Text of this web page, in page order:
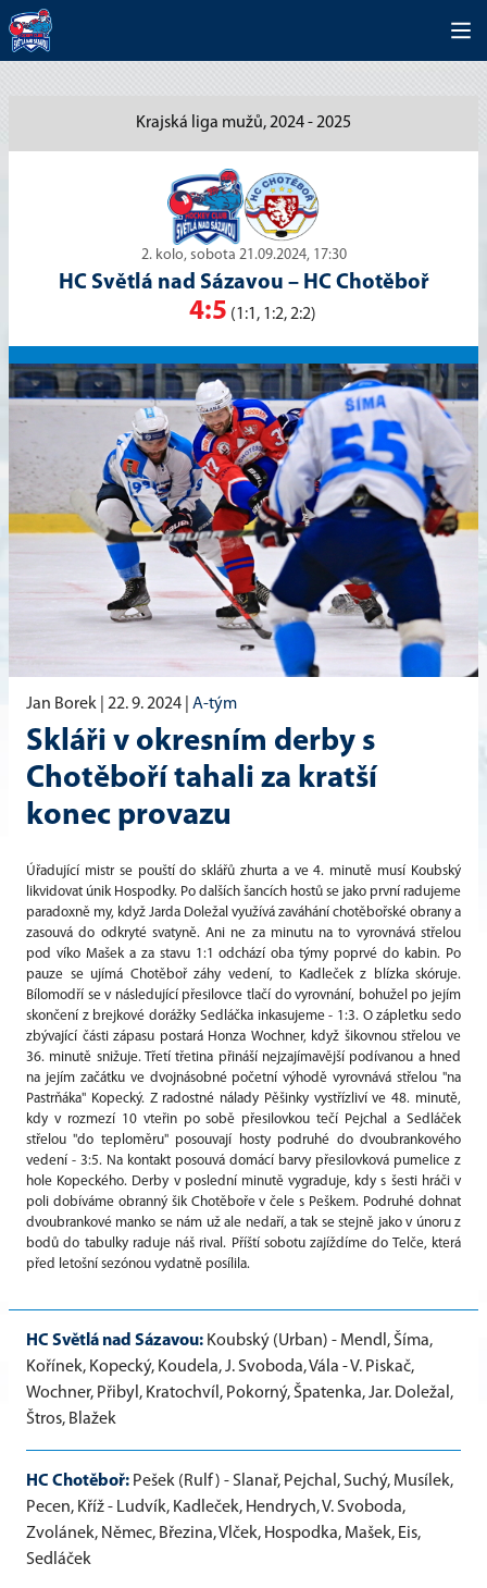
Krajská liga mužů, 2024 - 2025
2. kolo, sobota 21.09.2024, 17:30
HC Světlá nad Sázavou – HC Chotěboř
4:5 (1:1, 1:2, 2:2)
Jan Borek | 22. 9. 2024 A-tým
Skláři v okresním derby s
Chotěboří tahali za kratší
konec provazu
Úřadující mistr se pouští do sklářů zhurta a ve 4. minutě musí Koubský
likvidovat únik Hospodky. Po dalších šancích hostů se jako první radujeme
paradoxně my, když Jarda Doležal využívá zaváhání chotěbořské obrany a
zasouvá do odkryté svatyně. Ani ne za minutu na to vyrovnává střelou
pod víko Mašek a za stavu 1:1 odchází oba týmy poprvé do kabin. Po
pauze se ujímá Chotěboř záhy vedení, to Kadleček z blízka skóruje.
Bílomodří se v následující přesilovce tlačí do vyrovnání, bohužel po jejím
skončení z brejkové dorážky Sedláčka inkasujeme - 1:3. O zápletku sedo
zbývající části zápasu postará Honza Wochner, když šikovnou střelou ve
36. minutě snižuje. Třetí třetina přináší nejzajímavější podívanou a hned
na jejím začátku ve dvojnásobné početní výhodě vyrovnává střelou "na
Pastrňáka" Kopecký. Z radostné nálady Pěšinky vystřízliví ve 48. minutě,
kdy v rozmezí 10 vteřin po sobě přesilovkou tečí Pejchal a Sedláček
střelou "do teploměru" posouvají hosty podruhé do dvoubrankového
vedení - 3:5. Na kontakt posouvá domácí barvy přesilovková pumelice z
hole Kopeckého. Derby v poslední minutě vygraduje, kdy s šesti hráči v
poli dobíváme obranný šik Chotěboře v čele s Peškem. Podruhé dohnat
dvoubrankové manko se nám už ale nedaří, a tak se stejně jako v únoru z
bodů do tabulky raduje náš rival. Příští sobotu zajíždíme do Telče, která
před letošní sezónou vydatně posílila.
HC Světlá nad Sázavou: Koubský (Urban) - Mendl, Šíma,
Kořínek, Kopecký, Koudela, J. Svoboda, Vála - V. Piskač,
Wochner, Přibyl, Kratochvíl, Pokorný, Špatenka, Jar. Doležal,
Štros, Blažek
HC Chotěboř: Pešek (Rulf) - Slanař, Pejchal, Suchý, Musílek,
Pecen, Kříž - Ludvík, Kadleček, Hendrych, V. Svoboda,
Zvolánek, Němec, Březina, Vlček, Hospodka, Mašek, Eis,
Sedláček